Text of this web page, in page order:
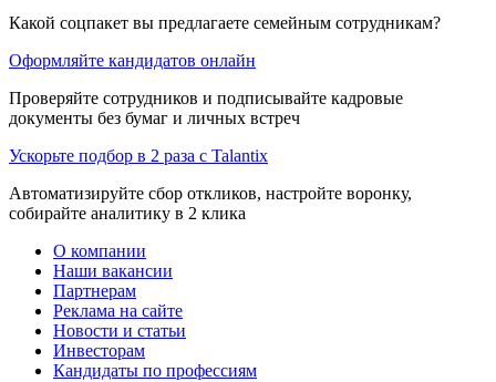
Какой соцпакет вы предлагаете семейным сотрудникам?
Оформляйте кандидатов онлайн
Проверяйте сотрудников и подписывайте кадровые
документы без бумаг и личных встреч
Ускорьте подбор в 2 раза с Talantix
Автоматизируйте сбор откликов, настройте воронку,
собирайте аналитику в 2 клика
О компании
Наши вакансии
Партнерам
Реклама на сайте
Новости и статьи
Инвесторам
Кандидаты по профессиям